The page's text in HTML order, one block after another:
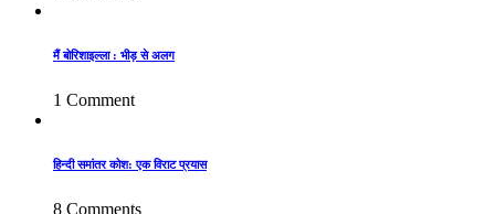
मैं बोरिशाइल्ला : भीड़ से अलग
1 Comment
हिन्दी समांतर कोश: एक विराट प्रयास
8 Comments